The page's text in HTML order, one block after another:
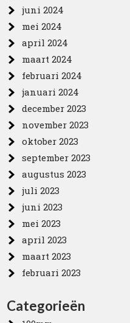
juni 2024
mei 2024
april 2024
maart 2024
februari 2024
januari 2024
december 2023
november 2023
oktober 2023
september 2023
augustus 2023
juli 2023
juni 2023
mei 2023
april 2023
maart 2023
februari 2023
Categorieën